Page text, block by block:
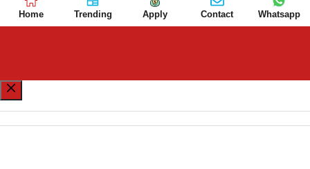
Home Trending Apply Contact Whatsapp